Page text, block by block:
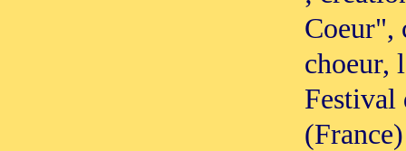
Coeur",
choeur,
Festival